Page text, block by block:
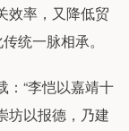
效率，又降低贸
统一脉相承。
：“李恺以嘉靖十
坊以报德，乃建